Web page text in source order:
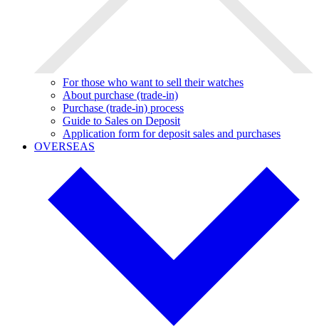
For those who want to sell their watches
About purchase (trade-in)
Purchase (trade-in) process
Guide to Sales on Deposit
Application form for deposit sales and purchases
OVERSEAS